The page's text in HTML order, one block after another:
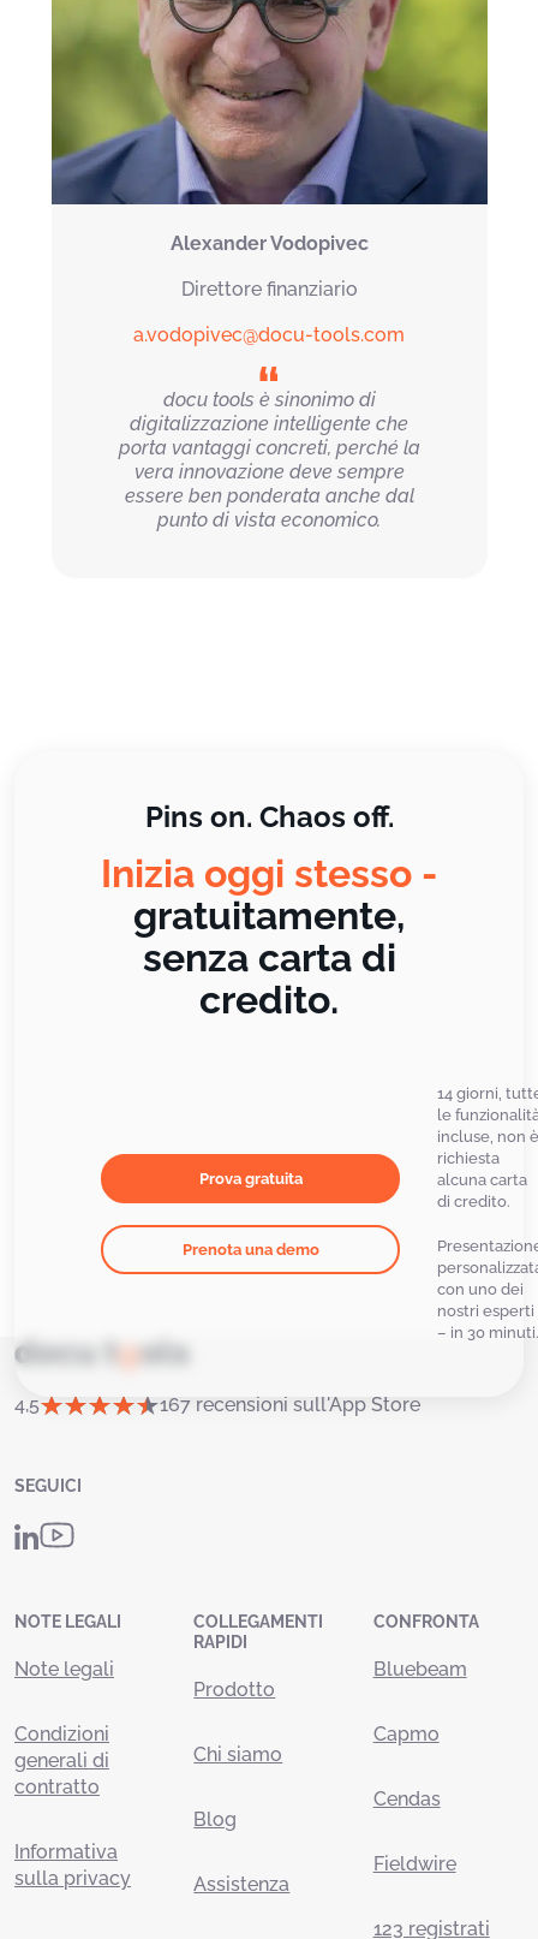
Alexander Vodopivec
Direttore finanziario
a.vodopivec@docu-tools.com
docu tools è sinonimo di
digitalizzazione intelligente che
porta vantaggi concreti, perché la
vera innovazione deve sempre
essere ben ponderata anche dal
punto di vista economico.
Pins on. Chaos off.
Inizia oggi stesso -
gratuitamente,
senza carta di
credito.
Prova gratuita
Prenota una demo
14 giorni,
le
incluse, non è
richiesta
alcuna carta
di credito.
con uno dei
nostri esperti
– in 30 minuti.
4,5 167 recensioni sull'App Store
SEGUICI
NOTE LEGALI
Note legali
Condizioni
generali di
contratto
Informativa
sulla privacy
COLLEGAMENTI
RAPIDI
Prodotto
Chi siamo
Blog
Assistenza
CONFRONTA
Bluebeam
Capmo
Cendas
Fieldwire
123 registrati